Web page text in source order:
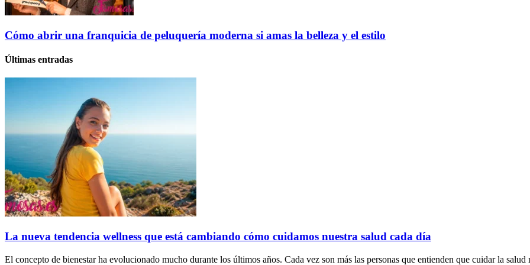
Cómo abrir una franquicia de peluquería moderna si amas la belleza y el estilo
Últimas entradas
La nueva tendencia wellness que está cambiando cómo cuidamos nuestra salud cada día
El concepto de bienestar ha evolucionado mucho durante los últimos años. Cada vez son más las personas que entienden que cuidar la salud